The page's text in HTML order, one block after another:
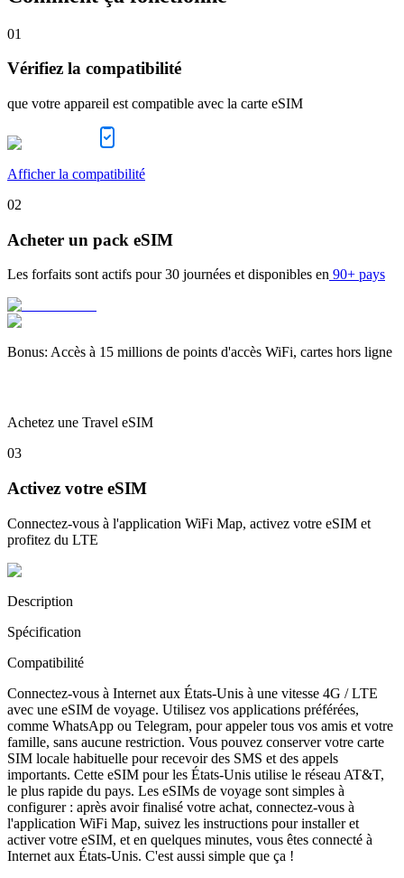
01
Vérifiez la compatibilité
que votre appareil est compatible avec la carte eSIM
Afficher la compatibilité
02
Acheter un pack eSIM
Les forfaits sont actifs pour 30 journées et disponibles en 90+ pays
Bonus: Accès à 15 millions de points d'accès WiFi, cartes hors ligne
Achetez une Travel eSIM
03
Activez votre eSIM
Connectez-vous à l'application WiFi Map, activez votre eSIM et
profitez du LTE
Description
Spécification
Compatibilité
Connectez-vous à Internet aux États-Unis à une vitesse 4G / LTE
avec une eSIM de voyage. Utilisez vos applications préférées,
comme WhatsApp ou Telegram, pour appeler tous vos amis et votre
famille, sans aucune restriction. Vous pouvez conserver votre carte
SIM locale habituelle pour recevoir des SMS et des appels
importants. Cette eSIM pour les États-Unis utilise le réseau AT&T,
le plus rapide du pays. Les eSIMs de voyage sont simples à
configurer : après avoir finalisé votre achat, connectez-vous à
l'application WiFi Map, suivez les instructions pour installer et
activer votre eSIM, et en quelques minutes, vous êtes connecté à
Internet aux États-Unis. C'est aussi simple que ça !